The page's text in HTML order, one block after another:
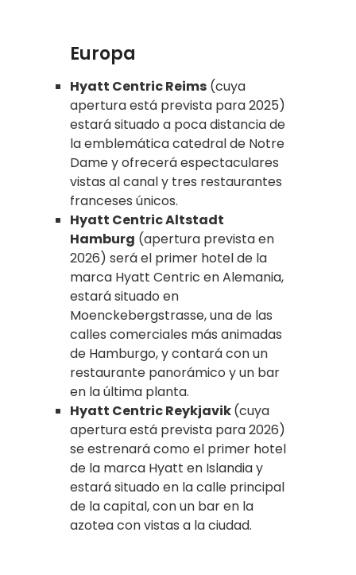
Europa
Hyatt Centric Reims (cuya
apertura está prevista para 2025)
estará situado a poca distancia de
la emblemática catedral de Notre
Dame y ofrecerá espectaculares
vistas al canal y tres restaurantes
franceses únicos.
Hyatt Centric Altstadt
Hamburg (apertura prevista en
2026) será el primer hotel de la
marca Hyatt Centric en Alemania,
estará situado en
Moenckebergstrasse, una de las
calles comerciales más animadas
de Hamburgo, y contará con un
restaurante panorámico y un bar
en la última planta.
Hyatt Centric Reykjavik(cuya
apertura está prevista para 2026)
se estrenará como el primer hotel
de la marca Hyatt en Islandia y
estará situado en la calle principal
de la capital, con un bar en la
azotea con vistas a la ciudad.